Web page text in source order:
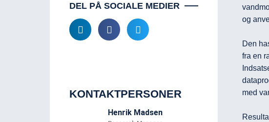
DEL PÅ SOCIALE MEDIER
KONTAKTPERSONER
Henrik Madsen
og
Den
fra en
med